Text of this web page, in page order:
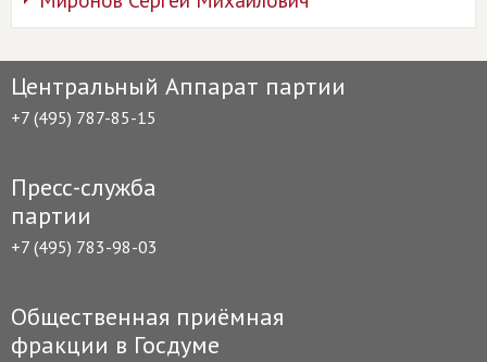
Центральный Аппарат партии
+7 (495) 787-85-15
Пресс-служба
партии
+7 (495) 783-98-03
Общественная приёмная
фракции в Госдуме